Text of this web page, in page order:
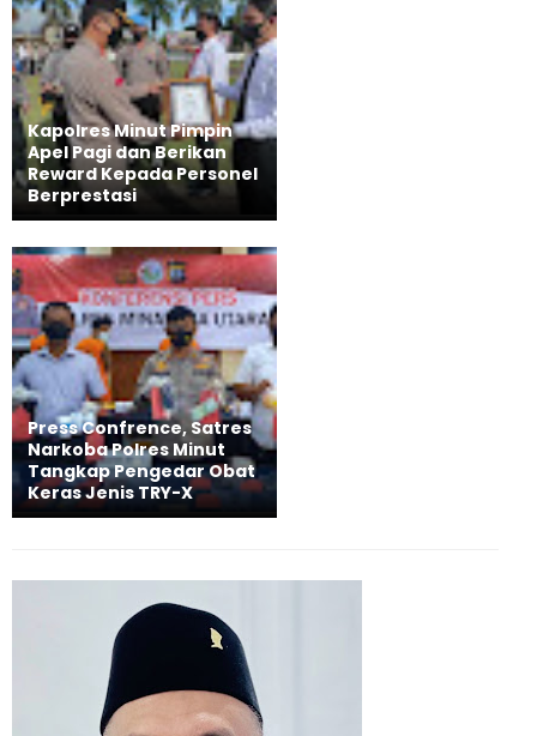
Kapolres Minut Pimpin
Apel Pagi dan Berikan
Reward Kepada Personel
Berprestasi
Press Confrence, Satres
Narkoba Polres Minut
Tangkap Pengedar Obat
Keras Jenis TRY-X